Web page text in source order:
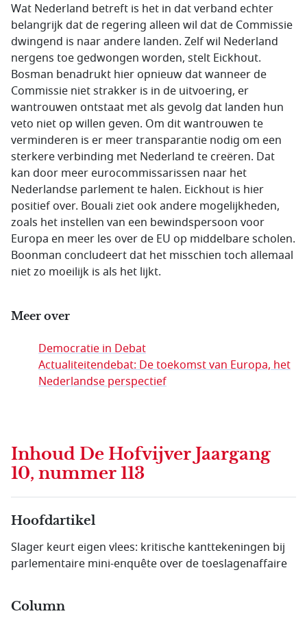
Wat Nederland betreft is het in dat verband echter
belangrijk dat de regering alleen wil dat de Commissie
dwingend is naar andere landen. Zelf wil Nederland
nergens toe gedwongen worden, stelt Eickhout.
Bosman benadrukt hier opnieuw dat wanneer de
Commissie niet strakker is in de uitvoering, er
wantrouwen ontstaat met als gevolg dat landen hun
veto niet op willen geven. Om dit wantrouwen te
verminderen is er meer transparantie nodig om een
sterkere verbinding met Nederland te creëren. Dat
kan door meer eurocommissarissen naar het
Nederlandse parlement te halen. Eickhout is hier
positief over. Bouali ziet ook andere mogelijkheden,
zoals het instellen van een bewindspersoon voor
Europa en meer les over de EU op middelbare scholen.
Boonman concludeert dat het misschien toch allemaal
niet zo moeilijk is als het lijkt.
Meer over
Democratie in Debat
Actualiteitendebat: De toekomst van Europa, het
Nederlandse perspectief
Inhoud De Hofvijver Jaargang
10, nummer 113
Hoofdartikel
Slager keurt eigen vlees: kritische kanttekeningen bij
parlementaire mini-enquête over de toeslagenaffaire
Column